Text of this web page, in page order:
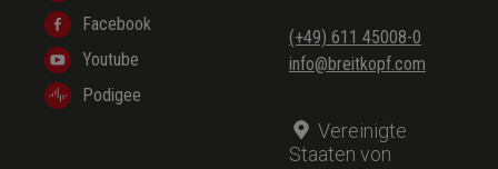
Facebook
Youtube
Podigee
(+49) 611 45008-0
info@breitkopf.com
Vereinigte
Staaten von